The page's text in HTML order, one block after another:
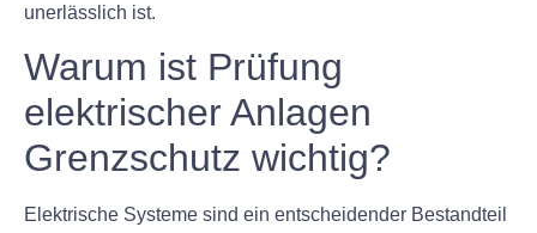
unerlässlich ist.
Warum ist Prüfung
elektrischer Anlagen
Grenzschutz wichtig?
Elektrische Systeme sind ein entscheidender Bestandteil